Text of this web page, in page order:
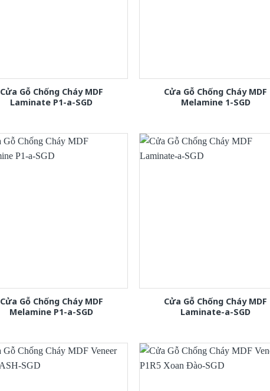
Cửa Gỗ Chống Cháy MDF
Laminate P1-a-SGD
Cửa Gỗ Chống Cháy MDF
Melamine 1-SGD
Cửa Gỗ Chống Cháy MDF
Melamine P1-a-SGD
Cửa Gỗ Chống Cháy MDF
Laminate-a-SGD